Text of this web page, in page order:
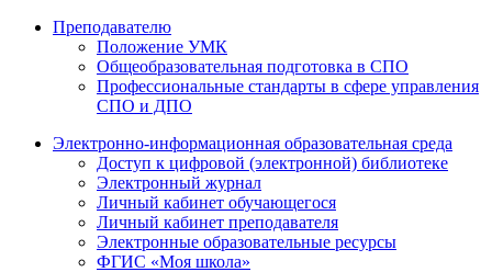
Преподавателю
Положение УМК
Общеобразовательная подготовка в СПО
Профессиональные стандарты в сфере управления
СПО и ДПО
Электронно-информационная образовательная среда
Доступ к цифровой (электронной) библиотеке
Электронный журнал
Личный кабинет обучающегося
Личный кабинет преподавателя
Электронные образовательные ресурсы
ФГИС «Моя школа»